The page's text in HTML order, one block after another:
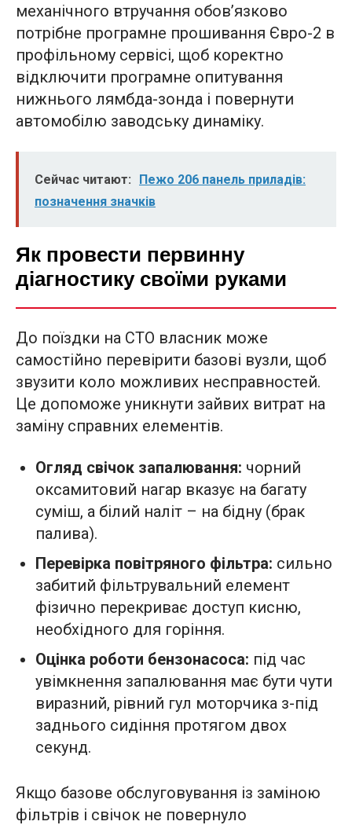
механічного втручання обов’язково
потрібне програмне прошивання Євро-2 в
профільному сервісі, щоб коректно
відключити програмне опитування
нижнього лямбда-зонда і повернути
автомобілю заводську динаміку.
Сейчас читают:
Пежо 206 панель приладів:
позначення значків
Як провести первинну
діагностику своїми руками
До поїздки на СТО власник може
самостійно перевірити базові вузли, щоб
звузити коло можливих несправностей.
Це допоможе уникнути зайвих витрат на
заміну справних елементів.
Огляд свічок запалювання: чорний
оксамитовий нагар вказує на багату
суміш, а білий наліт – на бідну (брак
палива).
Перевірка повітряного фільтра: сильно
забитий фільтрувальний елемент
фізично перекриває доступ кисню,
необхідного для горіння.
Оцінка роботи бензонасоса: під час
увімкнення запалювання має бути чути
виразний, рівний гул моторчика з-під
заднього сидіння протягом двох
секунд.
Якщо базове обслуговування із заміною
фільтрів і свічок не повернуло